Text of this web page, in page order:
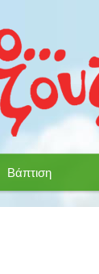
Βάπτιση